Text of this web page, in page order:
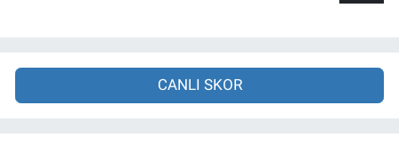
CANLI SKOR